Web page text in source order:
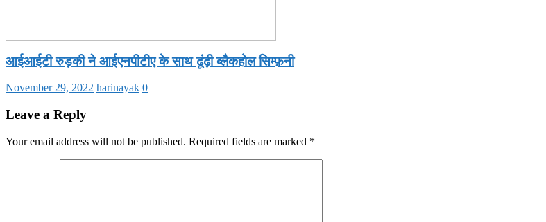
आईआईटी रुड़की ने आईएनपीटीए के साथ ढूंढ़ी ब्लैकहोल सिम्फ़नी
November 29, 2022 harinayak 0
Leave a Reply
Your email address will not be published. Required fields are marked *